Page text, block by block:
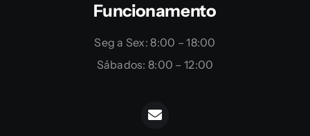
Funcionamento
Seg a Sex: 8:00 – 18:00
Sábados: 8:00 – 12:00